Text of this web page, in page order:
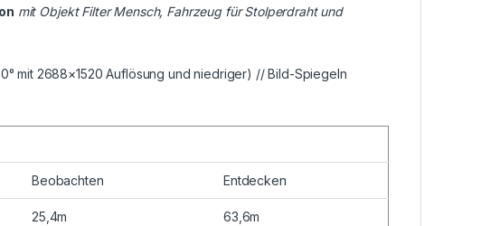
mit Objekt Filter Mensch, Fahrzeug für Stolperdraht und
mit 2688×1520 Auflösung und niedriger) // Bild-Spiegeln
Beobachten Entdecken
25,4m 63,6m